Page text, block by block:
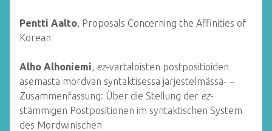
Pentti Aalto, Proposals Concerning the Affinities of
Korean
Alho Alhoniemi, ez-vartaloisten postpositioiden
asemasta mordvan syntaktisessa järjestelmässä- –
Zusammenfassung: Über die Stellung der ez-
stämmigen Postpositionen im syntaktischen System
des Mordwinischen